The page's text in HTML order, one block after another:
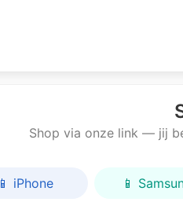
Shop via onze link — jij
📱 iPhone 📱